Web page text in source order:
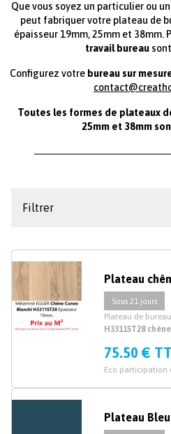
Que vous soyez un particulier ou
peut fabriquer votre plateau de
épaisseur 19mm, 25mm et 38mm.
travail bureau
Configurez votre bureau sur
Toutes les formes de plateaux
25mm et 38mm
Filtrer
Sous 21 jours
Plateau
Plateau de
H3311ST28
mesure.
75.50 €
Eco participation
Plateau